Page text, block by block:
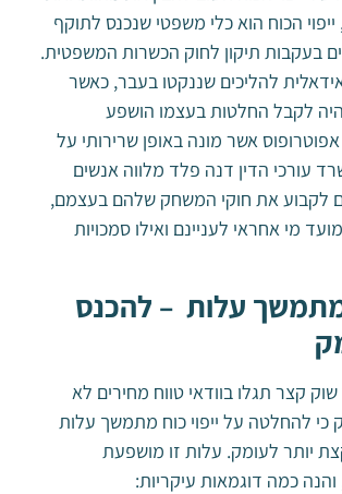
ייפוי הכוח הוא כלי משפטי שנכנס לתוקף
בעקבות תיקון לחוק הכשרות המשפטית.
להליכים שננקטו בעבר, כאשר
לקבל החלטות בעצמו הושפע
אשר מונה באופן שרירותי על
עורכי הדין דנה פלד מלווה אנשים
לקבוע את חוקי המשחק שלהם בעצמם,
מי אחראי לעניינם ואילו סמכויות
מתמשך עלות – להכנס
קצר תגלו בוודאי טווח מחירים לא
כי להחלטה על ייפוי כוח מתמשך עלות
יותר לעומק. עלות זו מושפעת
והנה כמה דוגמאות עיקריות: